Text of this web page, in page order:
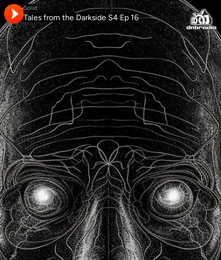
Solid
Tales from the Darkside S4 Ep 16